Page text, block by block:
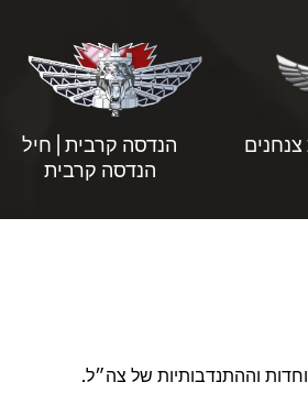
הנדסה קרבית | חיל
הנדסה קרבית
וההתנדבותיות של צה״ל.